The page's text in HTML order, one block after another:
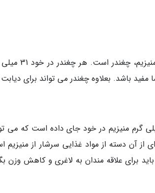
یکی از مواد
مفید باشد. بعلاوه چغندر می تواند برای
دلمه ای سبز حدود 14 میلی گرم منیزیم در خود جای داده
از آن دسته از مواد غذایی سرشار از
برای علاقه مندان به لاغری و کاهش